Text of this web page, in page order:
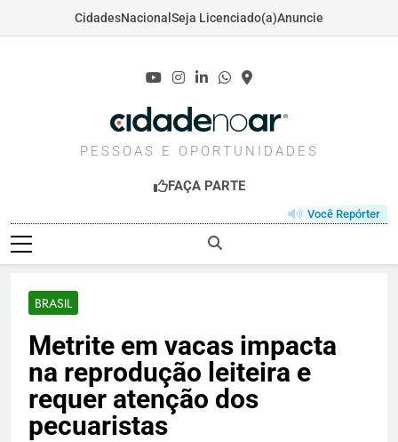
CidadesNacional Seja Licenciado(a)Anuncie
CIDADENOAR.COM
PESSOAS E OPORTUNIDADES
FAÇA PARTE
Você Repórter
BRASIL
Metrite em vacas impacta
na reprodução leiteira e
requer atenção dos
pecuaristas